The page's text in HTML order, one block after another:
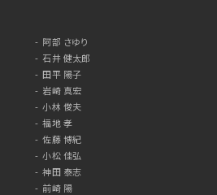
阿部 さゆり
石井 健太郎
田平 陽子
岩崎 真宏
小林 俊夫
福地 孝
佐藤 博紀
小松 佳弘
神田 泰志
前崎 陽